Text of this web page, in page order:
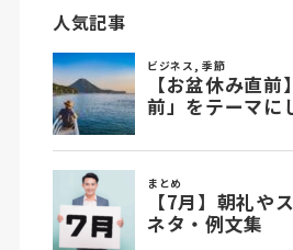
人気記事